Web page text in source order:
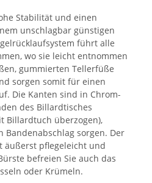
Stabilität und einen
unschlagbar günstigen
führt alle
wo sie leicht entnommen
gummierten Tellerfüße
sorgen somit für einen
Die Kanten sind in Chrom-
des Billardtisches
Billardtuch überzogen),
Bandenabschlag sorgen. Der
äußerst pflegeleicht und
befreien Sie auch das
oder Krümeln.